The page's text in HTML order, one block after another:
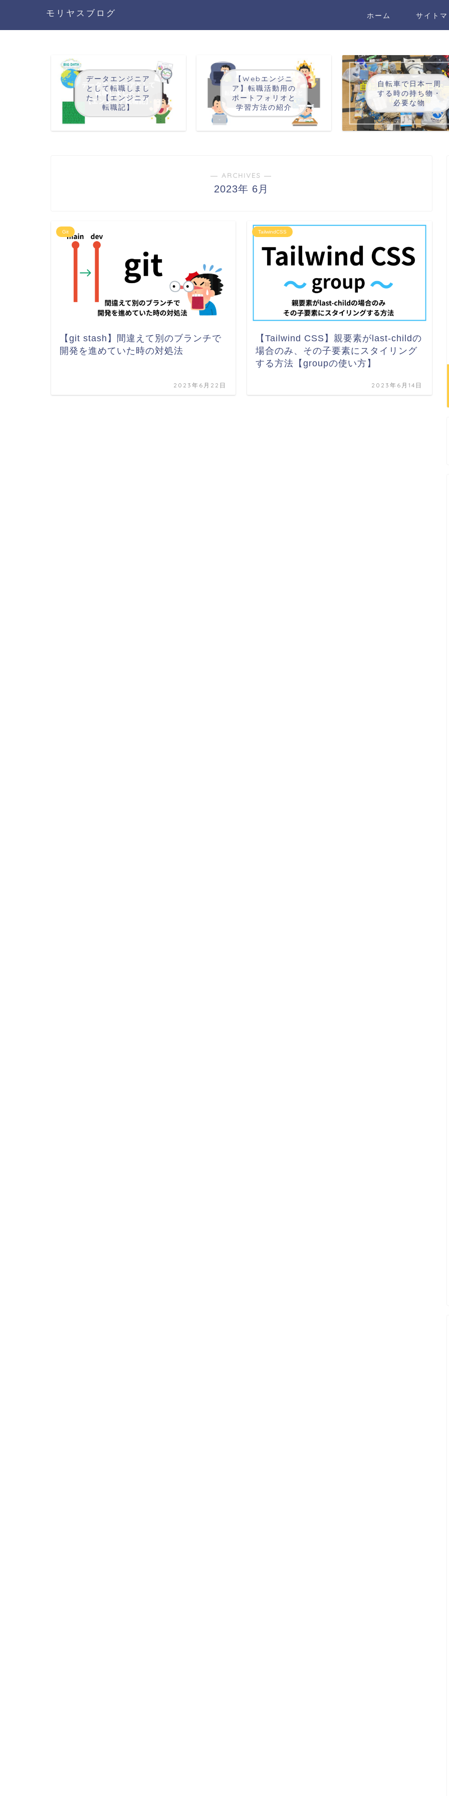
モリヤスブログ ホーム サイト
データエンジニア
として転職しまし
た！【エンジニア
転職記】
【Webエンジニ
ア】転職活動用の
ポートフォリオと
学習方法の紹介
自転車で日本一周
する時の持ち物・
必要な物
― ARCHIVES ―
2023年 6月
Git
【git stash】間違えて別のブランチで
開発を進めていた時の対処法
2023年6月22日
TailwindCSS
【Tailwind CSS】親要素がlast-childの
場合のみ、その子要素にスタイリング
する方法【groupの使い方】
2023年6月14日